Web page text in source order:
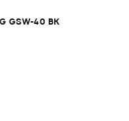
GSW-40 BK